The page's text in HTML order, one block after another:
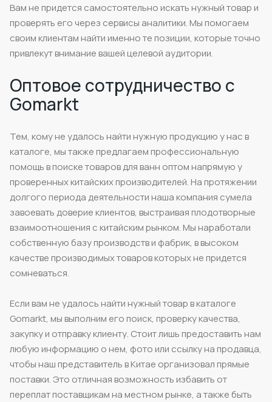
Вам не придется самостоятельно искать нужный товар и
проверять его через сервисы аналитики. Мы помогаем
своим клиентам найти именно те позиции, которые точно
привлекут внимание вашей целевой аудитории.
Оптовое сотрудничество с
Gomarkt
Тем, кому не удалось найти нужную продукцию у нас в
каталоге, мы также предлагаем профессиональную
помощь в поиске товаров для ванн оптом напрямую у
проверенных китайских производителей. На протяжении
долгого периода деятельности наша компания сумела
завоевать доверие клиентов, выстраивая плодотворные
взаимоотношения с китайским рынком. Мы наработали
собственную базу производств и фабрик, в высоком
качестве производимых товаров которых не придется
сомневаться.
Если вам не удалось найти нужный товар в каталоге
Gomarkt, мы выполним его поиск, проверку качества,
закупку и отправку клиенту. Стоит лишь предоставить нам
любую информацию о нем, фото или ссылку на продавца,
чтобы наш представитель в Китае организовал прямые
поставки. Это отличная возможность избавить от
переплат поставщикам на местном рынке, а также быть